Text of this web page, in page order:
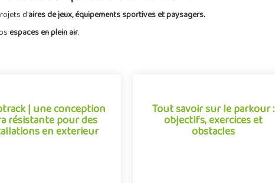
d'aires de jeux, équipements sportives et paysagers.
espaces en plein air.
| une conception
résistante pour des
en exterieur
Tout savoir sur le parkour :
objectifs, exercices et
obstacles